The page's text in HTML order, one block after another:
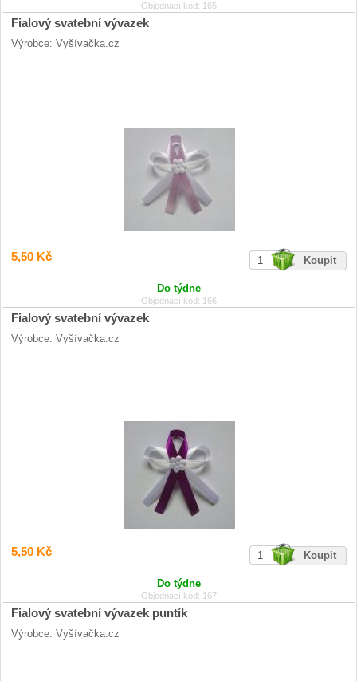
Objednací kód: 165
Fialový svatební vývazek
Výrobce: Vyšívačka.cz
5,50 Kč
Do týdne
Objednací kód: 166
Fialový svatební vývazek
Výrobce: Vyšívačka.cz
5,50 Kč
Do týdne
Objednací kód: 167
Fialový svatební vývazek puntík
Výrobce: Vyšívačka.cz